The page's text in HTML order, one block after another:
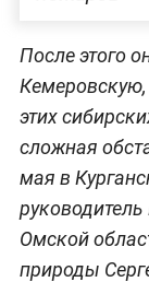
После этого
этих
сложная
мая в
Омской
природы